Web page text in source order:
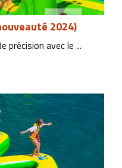
2024)
précision avec le ...